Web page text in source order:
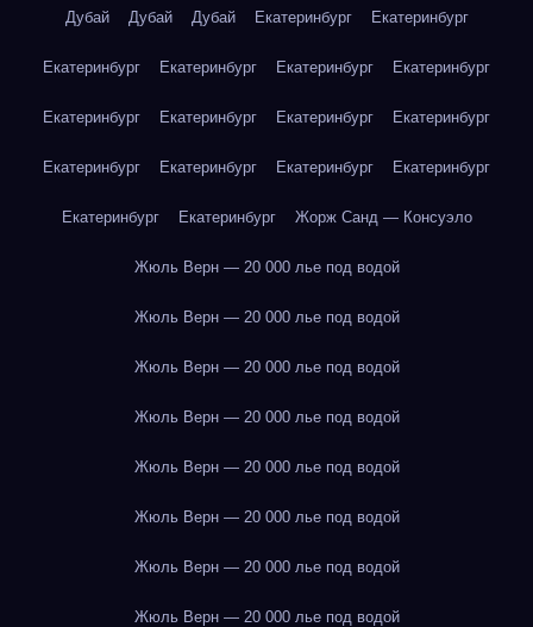
Дубай Дубай Дубай Екатеринбург Екатеринбург
Екатеринбург Екатеринбург Екатеринбург Екатеринбург
Екатеринбург Екатеринбург Екатеринбург Екатеринбург
Екатеринбург Екатеринбург Екатеринбург Екатеринбург
Екатеринбург Екатеринбург Жорж Санд — Консуэло
Жюль Верн — 20 000 лье под водой
Жюль Верн — 20 000 лье под водой
Жюль Верн — 20 000 лье под водой
Жюль Верн — 20 000 лье под водой
Жюль Верн — 20 000 лье под водой
Жюль Верн — 20 000 лье под водой
Жюль Верн — 20 000 лье под водой
Жюль Верн — 20 000 лье под водой